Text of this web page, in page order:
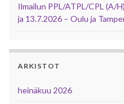
Ilmailun PPL/ATPL/CPL (A/
ja 13.7.2026 – Oulu ja
ARKISTOT
heinäkuu 2026